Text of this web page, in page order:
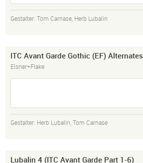
Gestalter: Tom Carnase, Herb Lubalin
ITC Avant Garde Gothic (EF) Alternates
Elsner+Flake
Gestalter: Herb Lubalin,Tom Carnase
Lubalin 4 (ITC Avant Garde Part 1-6)